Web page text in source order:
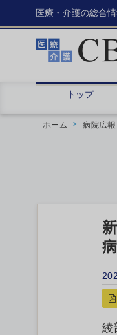
医療・介護の総合
トップ
ホーム 病院広報
綾